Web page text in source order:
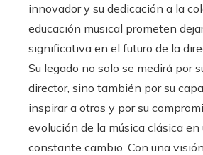
innovador y su dedicación a la
educación musical prometen
significativa en el futuro de la
Su legado no solo se medirá por
director, sino también por su
inspirar a otros y por su
evolución de la música clásica en
constante cambio. Con una